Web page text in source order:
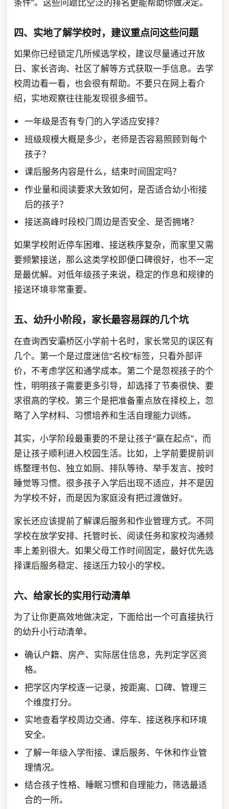
四、实地了解学校时，建议重点问这些问题
如果你已经锁定几所候选学校，建议尽量通过开放
日、家长咨询、社区了解等方式获取一手信息。去学
校周边看一看，也会很有帮助。不要只在网上看介
绍，实地观察往往能发现很多细节。
一年级是否有专门的入学适应安排？
班级规模大概是多少，老师是否容易照顾到每个
孩子？
课后服务内容是什么，结束时间固定吗？
作业量和阅读要求大致如何，是否适合幼小衔接
后的孩子？
接送高峰时段校门周边是否安全、是否拥堵？
如果学校附近停车困难、接送秩序复杂，而家里又需
要频繁接送，那么这类学校即便口碑很好，也不一定
是最优解。对低年级孩子来说，稳定的作息和规律的
接送环境非常重要。
五、幼升小阶段，家长最容易踩的几个坑
在查询西安灞桥区小学前十名时，家长常见的误区有
几个。第一个是过度迷信“名校”标签，只看外部评
价，不考虑学区和通学成本。第二个是忽视孩子的个
性，明明孩子需要更多引导，却选择了节奏很快、要
求很高的学校。第三个是把准备重点放在择校上，忽
略了入学材料、习惯培养和生活自理能力训练。
其实，小学阶段最重要的不是让孩子“赢在起点”，而
是让孩子顺利进入校园生活。比如，上学前要提前训
练整理书包、独立如厕、排队等待、举手发言、按时
睡觉等习惯。很多孩子入学后出现不适应，并不是因
为学校不好，而是因为家庭没有把过渡做好。
家长还应该提前了解课后服务和作业管理方式。不同
学校在放学安排、托管时长、阅读任务和家校沟通频
率上差别很大。如果父母工作时间固定，最好优先选
择课后服务稳定、接送压力较小的学校。
六、给家长的实用行动清单
为了让你更高效地做决定，下面给出一个可直接执行
的幼升小行动清单。
确认户籍、房产、实际居住信息，先判定学区资
格。
把学区内学校逐一记录，按距离、口碑、管理三
个维度打分。
实地查看学校周边交通、停车、接送秩序和环境
安全。
了解一年级入学衔接、课后服务、午休和作业管
理情况。
结合孩子性格、睡眠习惯和自理能力，筛选最适
合的一所。